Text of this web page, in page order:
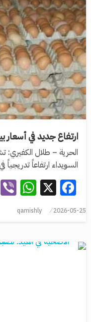
ارتفاع جديد في أسعار
الحرية – طلال الكفيري:
السويداء ارتفاعاً
X
2026-05-25
qamishly